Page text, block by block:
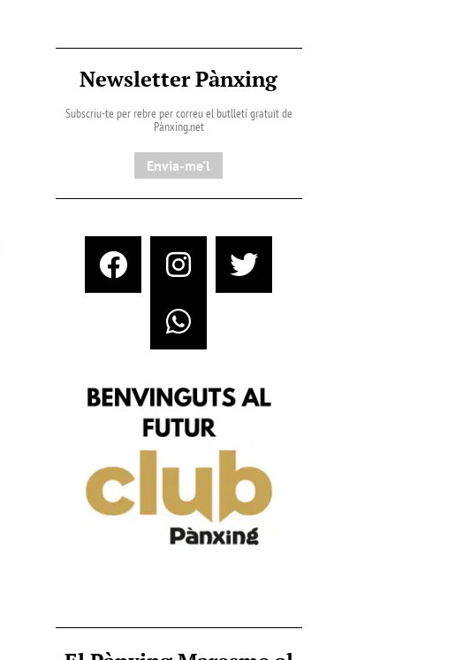
Newsletter Pànxing
Subscriu-te per rebre per correu el butlletí gratuït de
Pànxing.net​
Envia-me'l